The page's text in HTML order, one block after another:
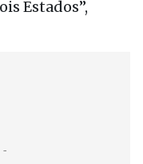
Estados”,